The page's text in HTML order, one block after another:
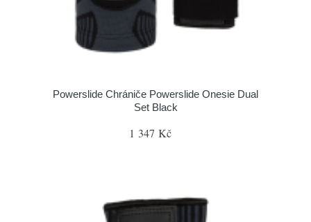
Powerslide Chrániče Powerslide Onesie Dual
Set Black
1 347 Kč